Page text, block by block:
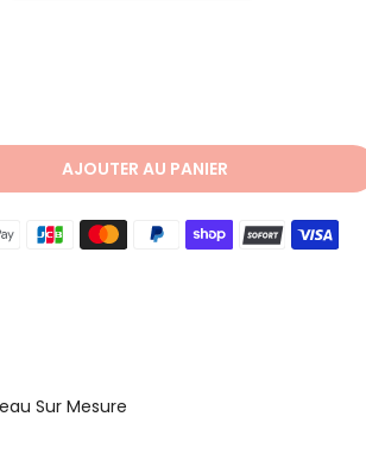
AJOUTER AU PANIER
Sur Mesure